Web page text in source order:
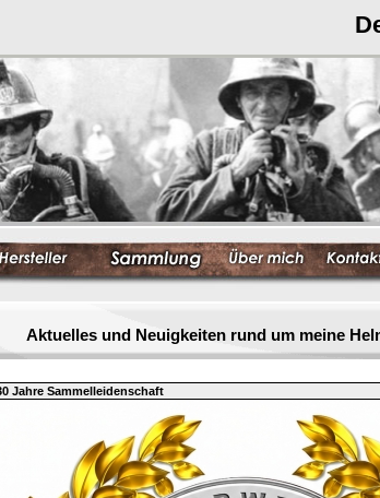
Aktuelles und Neuigkeiten rund um meine
Jahre Sammelleidenschaft